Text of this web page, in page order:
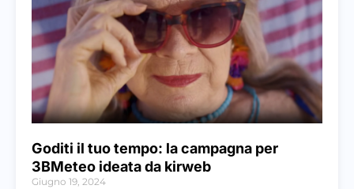
Goditi il tuo tempo: la campagna per
3BMeteo ideata da kirweb
Giugno 19, 2024